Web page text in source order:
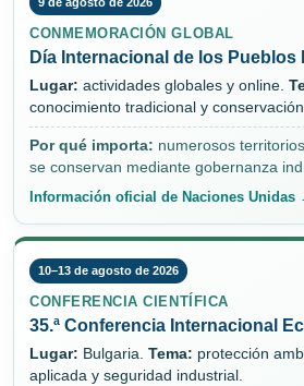
CONMEMORACIÓN GLOBAL
Día Internacional de los Pueblos
Lugar: actividades globales y online.
conocimiento tradicional y
Por qué importa: numerosos
se conservan mediante gobernanza
Información oficial de Naciones Unidas
10–13 de agosto de 2026
CONFERENCIA CIENTÍFICA
35.ª Conferencia Internacional
Lugar: Bulgaria. Tema: protección
aplicada y seguridad industrial.